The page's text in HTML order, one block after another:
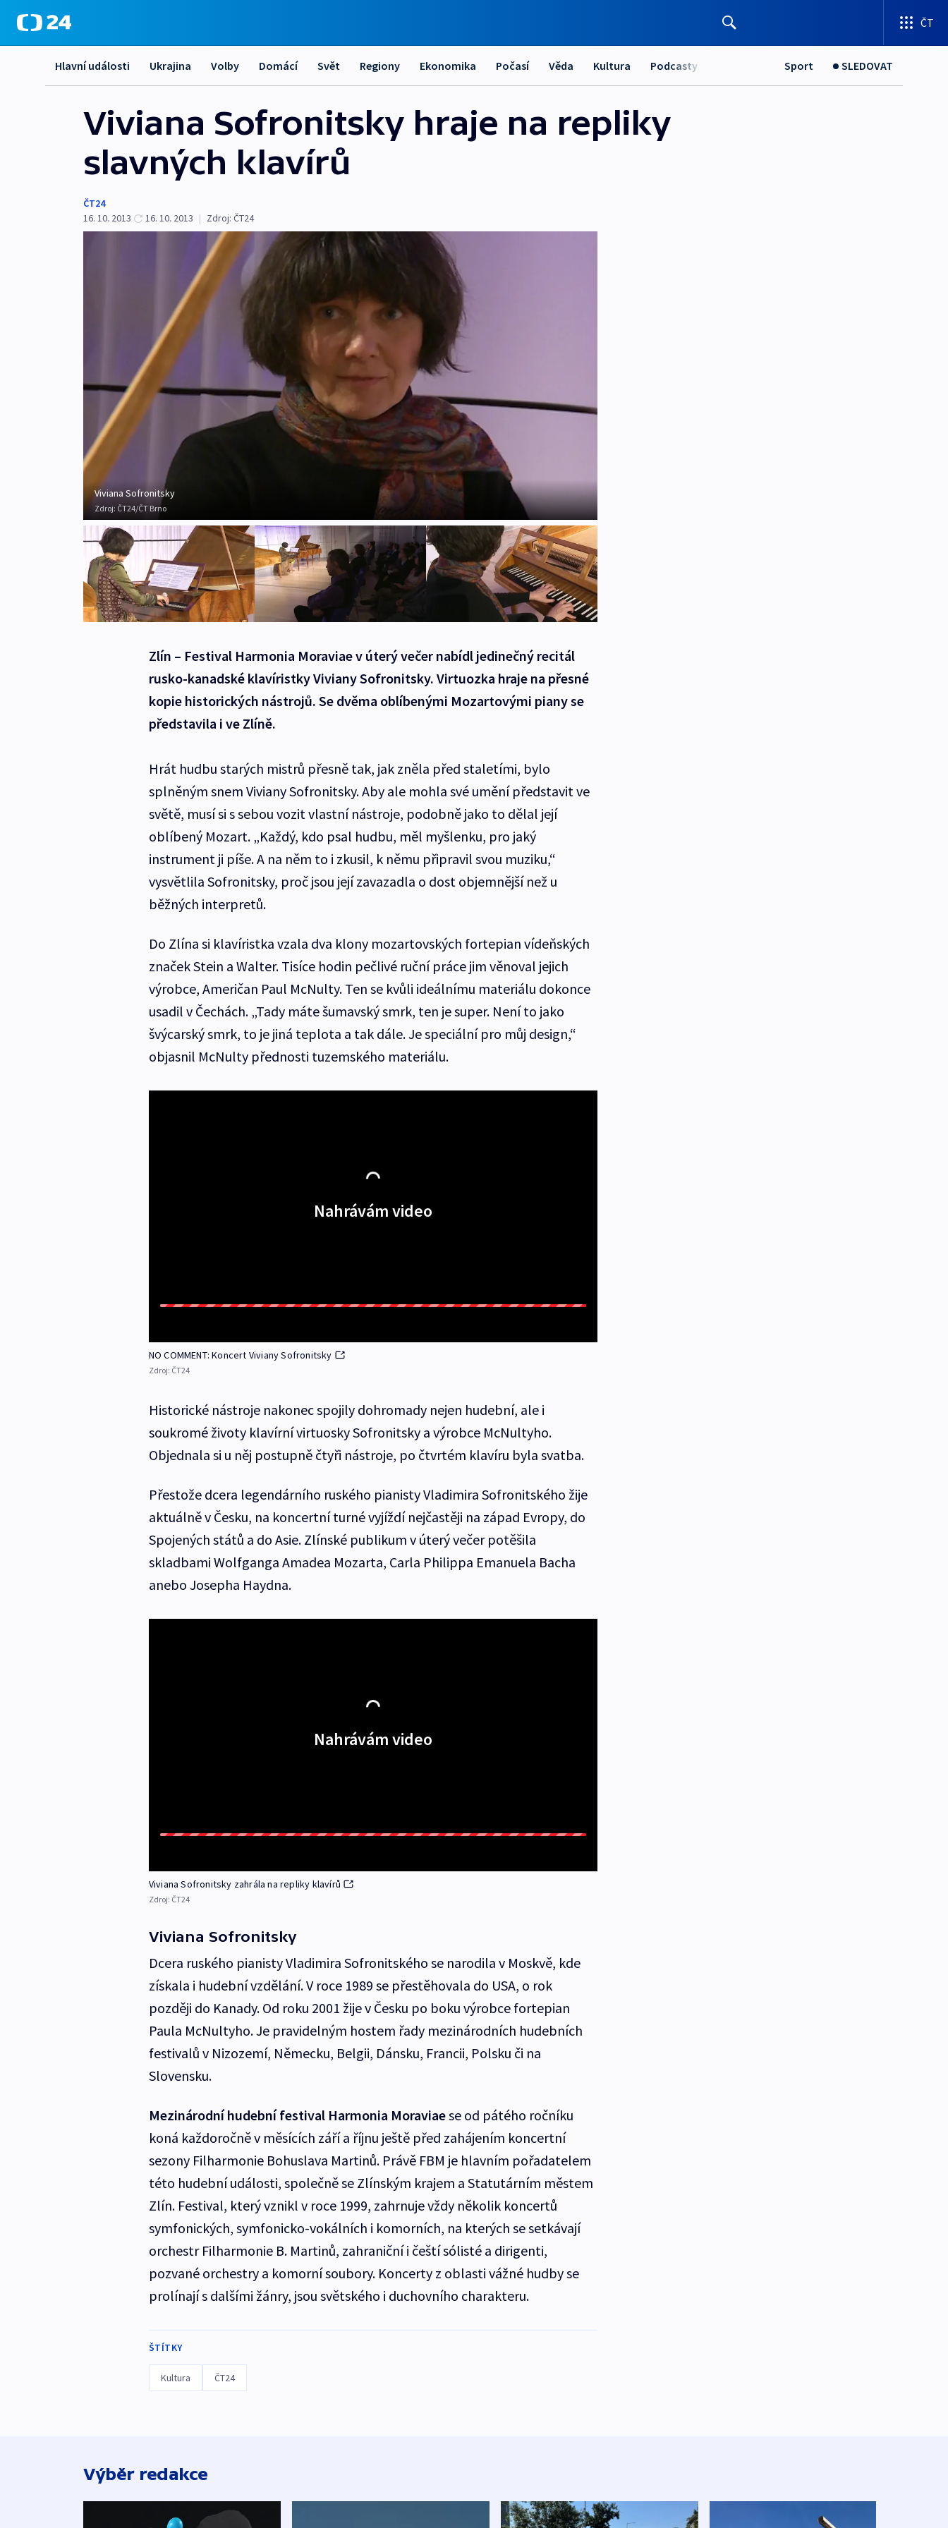
ČT
Hlavní události Ukrajina Volby Domácí Svět Regiony Ekonomika Počasí Věda Kultura Podcasty Sport SLEDOVAT
Viviana Sofronitsky hraje na repliky
slavných klavírů
ČT24
16. 10. 2013
16. 10. 2013 | Zdroj: ČT24
Viviana Sofronitsky
Zdroj: ČT24/ČT Brno
Zlín – Festival Harmonia Moraviae v úterý večer nabídl jedinečný recitál
rusko-kanadské klavíristky Viviany Sofronitsky. Virtuozka hraje na přesné
kopie historických nástrojů. Se dvěma oblíbenými Mozartovými piany se
představila i ve Zlíně.
Hrát hudbu starých mistrů přesně tak, jak zněla před staletími, bylo
splněným snem Viviany Sofronitsky. Aby ale mohla své umění představit ve
světě, musí si s sebou vozit vlastní nástroje, podobně jako to dělal její
oblíbený Mozart. „Každý, kdo psal hudbu, měl myšlenku, pro jaký
instrument ji píše. A na něm to i zkusil, k němu připravil svou muziku,“
vysvětlila Sofronitsky, proč jsou její zavazadla o dost objemnější než u
běžných interpretů.
Do Zlína si klavíristka vzala dva klony mozartovských fortepian vídeňských
značek Stein a Walter. Tisíce hodin pečlivé ruční práce jim věnoval jejich
výrobce, Američan Paul McNulty. Ten se kvůli ideálnímu materiálu dokonce
usadil v Čechách. „Tady máte šumavský smrk, ten je super. Není to jako
švýcarský smrk, to je jiná teplota a tak dále. Je speciální pro můj design,“
objasnil McNulty přednosti tuzemského materiálu.
Nahrávám video
NO COMMENT: Koncert Viviany Sofronitsky
Zdroj: ČT24
Historické nástroje nakonec spojily dohromady nejen hudební, ale i
soukromé životy klavírní virtuosky Sofronitsky a výrobce McNultyho.
Objednala si u něj postupně čtyři nástroje, po čtvrtém klavíru byla svatba.
Přestože dcera legendárního ruského pianisty Vladimira Sofronitského žije
aktuálně v Česku, na koncertní turné vyjíždí nejčastěji na západ Evropy, do
Spojených států a do Asie. Zlínské publikum v úterý večer potěšila
skladbami Wolfganga Amadea Mozarta, Carla Philippa Emanuela Bacha
anebo Josepha Haydna.
Nahrávám video
Viviana Sofronitsky zahrála na repliky klavírů
Zdroj: ČT24
Viviana Sofronitsky
Dcera ruského pianisty Vladimira Sofronitského se narodila v Moskvě, kde
získala i hudební vzdělání. V roce 1989 se přestěhovala do USA, o rok
později do Kanady. Od roku 2001 žije v Česku po boku výrobce fortepian
Paula McNultyho. Je pravidelným hostem řady mezinárodních hudebních
festivalů v Nizozemí, Německu, Belgii, Dánsku, Francii, Polsku či na
Slovensku.
Mezinárodní hudební festival Harmonia Moraviaese od pátého ročníku
koná každoročně v měsících září a říjnu ještě před zahájením koncertní
sezony Filharmonie Bohuslava Martinů. Právě FBM je hlavním pořadatelem
této hudební události, společně se Zlínským krajem a Statutárním městem
Zlín. Festival, který vznikl v roce 1999, zahrnuje vždy několik koncertů
symfonických, symfonicko-vokálních i komorních, na kterých se setkávají
orchestr Filharmonie B. Martinů, zahraniční i čeští sólisté a dirigenti,
pozvané orchestry a komorní soubory. Koncerty z oblasti vážné hudby se
prolínají s dalšími žánry, jsou světského i duchovního charakteru.
ŠTÍTKY
Kultura ČT24
Výběr redakce